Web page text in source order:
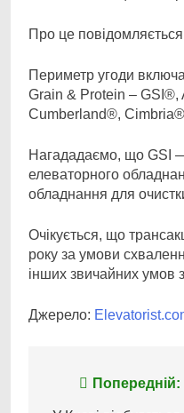
Про це повідомляється
Периметр угоди
Grain & Protein – GSI®,
Cumberland®, Cimbria®
Нагададаємо, що GSI
елеваторного
обладнання для
Очікується, що
року за умови
інших звичайних умов
Джерело:
Навігація
Попередній: